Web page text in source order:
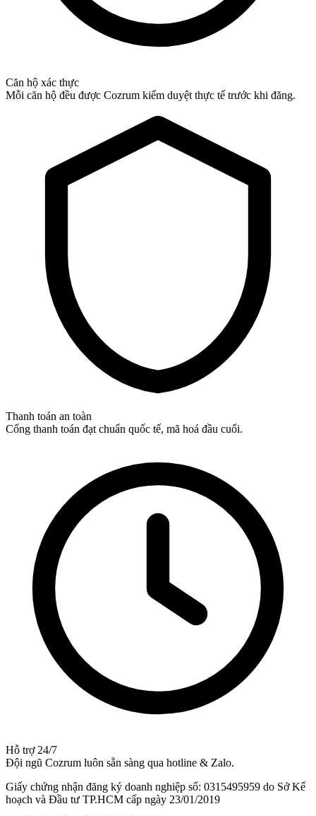
Căn hộ xác thực
Mỗi căn hộ đều được Cozrum kiểm duyệt thực tế trước khi đăng.
Thanh toán an toàn
Cổng thanh toán đạt chuẩn quốc tế, mã hoá đầu cuối.
Hỗ trợ 24/7
Đội ngũ Cozrum luôn sẵn sàng qua hotline & Zalo.
Giấy chứng nhận đăng ký doanh nghiệp số: 0315495959 do Sở Kế
hoạch và Đầu tư TP.HCM cấp ngày 23/01/2019